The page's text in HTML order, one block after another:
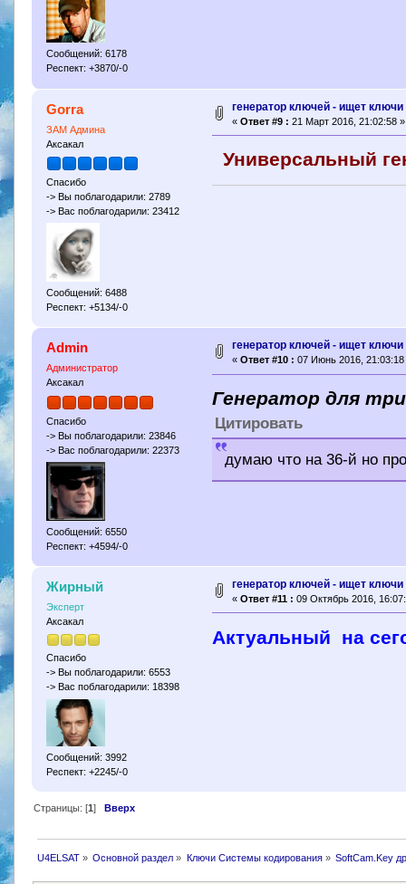
Сообщений: 6178
Респект: +3870/-0
Gorra
ЗАМ Админа
Аксакал
Спасибо
-> Вы поблагодарили: 2789
-> Вас поблагодарили: 23412
Сообщений: 6488
Респект: +5134/-0
генератор ключей - ищет ключи
« Ответ #9 : 21 Март 2016, 21:02:58 »
Универсальный
Admin
Администратор
Аксакал
Спасибо
-> Вы поблагодарили: 23846
-> Вас поблагодарили: 22373
Сообщений: 6550
Респект: +4594/-0
генератор ключей - ищет ключи
« Ответ #10 : 07 Июнь 2016, 21:03:18
Генератор для
Цитировать
думаю что на 36-й но
Жирный
Эксперт
Аксакал
Спасибо
-> Вы поблагодарили: 6553
-> Вас поблагодарили: 18398
Сообщений: 3992
Респект: +2245/-0
генератор ключей - ищет ключи
« Ответ #11 : 09 Октябрь 2016,
Актуальный на
Страницы: [1] Вверх
U4ELSAT» Основной раздел » Ключи Системы кодирования» SoftCam.Key